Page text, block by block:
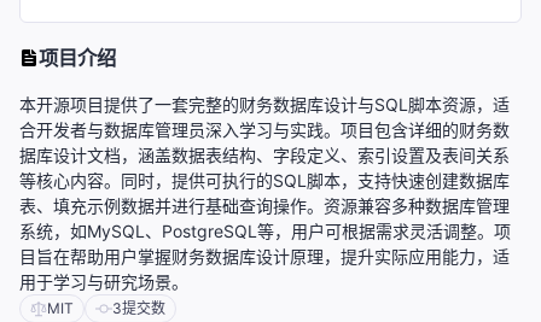
项目介绍
本开源项目提供了一套完整的财务数据库设计与SQL脚本资源，适
合开发者与数据库管理员深入学习与实践。项目包含详细的财务数
据库设计文档，涵盖数据表结构、字段定义、索引设置及表间关系
等核心内容。同时，提供可执行的SQL脚本，支持快速创建数据库
表、填充示例数据并进行基础查询操作。资源兼容多种数据库管理
系统，如MySQL、PostgreSQL等，用户可根据需求灵活调整。项
目旨在帮助用户掌握财务数据库设计原理，提升实际应用能力，适
用于学习与研究场景。
MIT 3提交数